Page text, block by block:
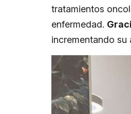
tratamientos
enfermedad.
incrementando su